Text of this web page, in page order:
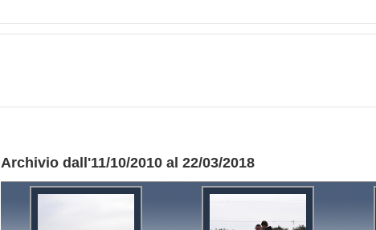
Archivio dall'11/10/2010 al 22/03/2018